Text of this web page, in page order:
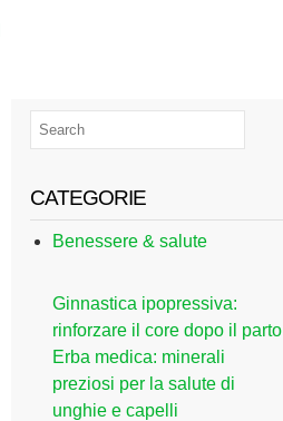
CATEGORIE
Benessere & salute
Ginnastica ipopressiva:
rinforzare il core dopo il parto
Erba medica: minerali
preziosi per la salute di
unghie e capelli